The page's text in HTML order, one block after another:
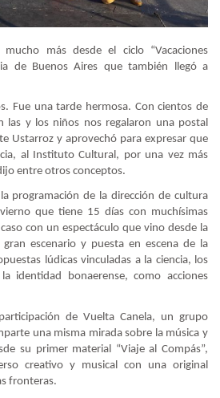
más desde el ciclo “Vacaciones
de Buenos Aires que también llegó a
Fue una tarde hermosa. Con cientos de
las y los niños nos regalaron una postal
Ustarroz y aprovechó para expresar que
al Instituto Cultural, por una vez más
entre otros conceptos.
programación de la dirección de cultura
que tiene 15 días con muchísimas
con un espectáculo que vino desde la
escenario y puesta en escena de la
lúdicas vinculadas a la ciencia, los
identidad bonaerense, como acciones
de Vuelta Canela, un grupo
una misma mirada sobre la música y
su primer material “Viaje al Compás”,
creativo y musical con una original
fronteras.